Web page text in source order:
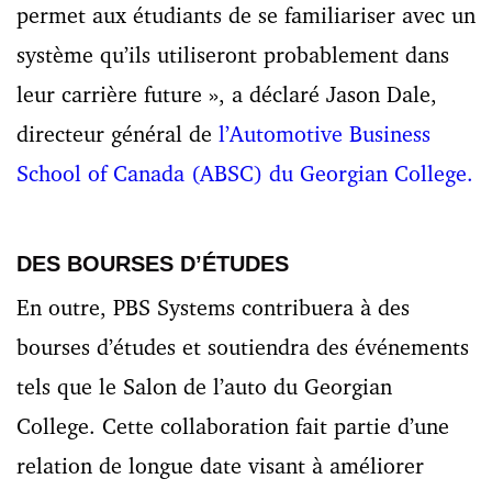
permet aux étudiants de se familiariser avec un
système qu’ils utiliseront probablement dans
leur carrière future », a déclaré Jason Dale,
directeur général de l’Automotive Business
School of Canada (ABSC) du Georgian College.
DES BOURSES D’ÉTUDES
En outre, PBS Systems contribuera à des
bourses d’études et soutiendra des événements
tels que le Salon de l’auto du Georgian
College. Cette collaboration fait partie d’une
relation de longue date visant à améliorer